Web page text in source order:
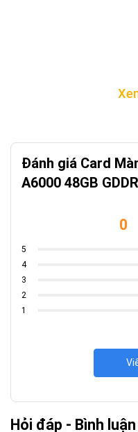
Đánh giá Card
A6000 48GB
0
5
4
3
2
1
Hỏi đáp - Bình luận